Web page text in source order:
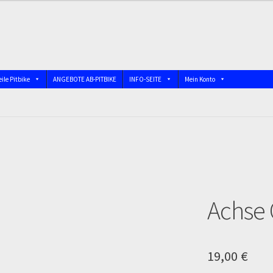
Pitbike ANGEBOTE AB-PITBIKE INFO-SEITE Mein Konto
Pitbike-Training
Términos y Condiciones GeneralesVersandarten
19,00 €